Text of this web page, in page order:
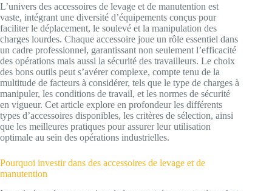
L’univers des accessoires de levage et de manutention est
vaste, intégrant une diversité d’équipements conçus pour
faciliter le déplacement, le soulevé et la manipulation des
charges lourdes. Chaque accessoire joue un rôle essentiel dans
un cadre professionnel, garantissant non seulement l’efficacité
des opérations mais aussi la sécurité des travailleurs. Le choix
des bons outils peut s’avérer complexe, compte tenu de la
multitude de facteurs à considérer, tels que le type de charges à
manipuler, les conditions de travail, et les normes de sécurité
en vigueur. Cet article explore en profondeur les différents
types d’accessoires disponibles, les critères de sélection, ainsi
que les meilleures pratiques pour assurer leur utilisation
optimale au sein des opérations industrielles.
Pourquoi investir dans des accessoires de levage et de
manutention